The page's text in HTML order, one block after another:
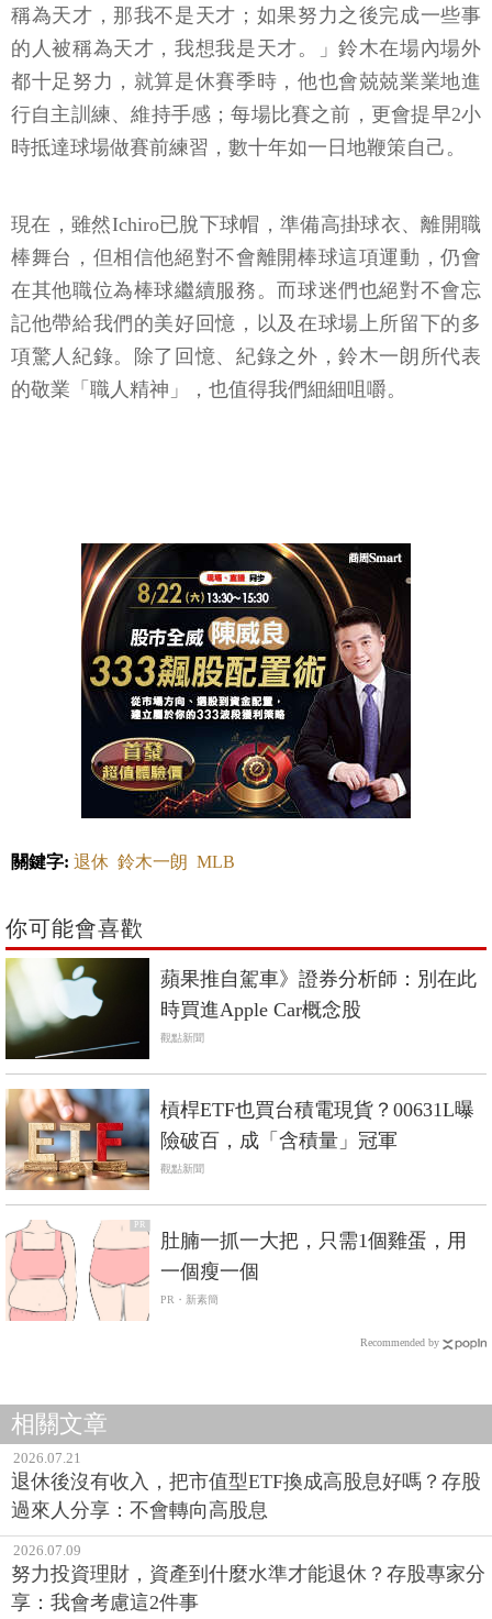
稱為天才，那我不是天才；如果努力之後完成一些事
的人被稱為天才，我想我是天才。」鈴木在場內場外
都十足努力，就算是休賽季時，他也會兢兢業業地進
行自主訓練、維持手感；每場比賽之前，更會提早2小
時抵達球場做賽前練習，數十年如一日地鞭策自己。
現在，雖然Ichiro已脫下球帽，準備高掛球衣、離開職
棒舞台，但相信他絕對不會離開棒球這項運動，仍會
在其他職位為棒球繼續服務。而球迷們也絕對不會忘
記他帶給我們的美好回憶，以及在球場上所留下的多
項驚人紀錄。除了回憶、紀錄之外，鈴木一朗所代表
的敬業「職人精神」，也值得我們細細咀嚼。
關鍵字: 退休 鈴木一朗 MLB
你可能會喜歡
蘋果推自駕車》證券分析師：別在此
時買進Apple Car概念股
觀點新聞
槓桿ETF也買台積電現貨？00631L曝
險破百，成「含積量」冠軍
觀點新聞
PR
肚腩一抓一大把，只需1個雞蛋，用
一個瘦一個
PR・新素簡
Recommended by
相關文章
2026.07.21
退休後沒有收入，把市值型ETF換成高股息好嗎？存股
過來人分享：不會轉向高股息
2026.07.09
努力投資理財，資產到什麼水準才能退休？存股專家分
享：我會考慮這2件事